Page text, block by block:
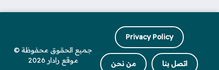
Privacy Policy
اتصل بنا من نحن
جميع الحقوق محفوظة ©
موقع رادار 2026